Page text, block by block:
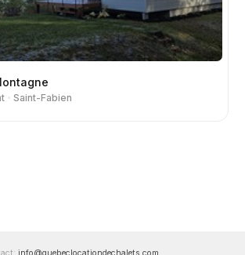
Saint-Fabien